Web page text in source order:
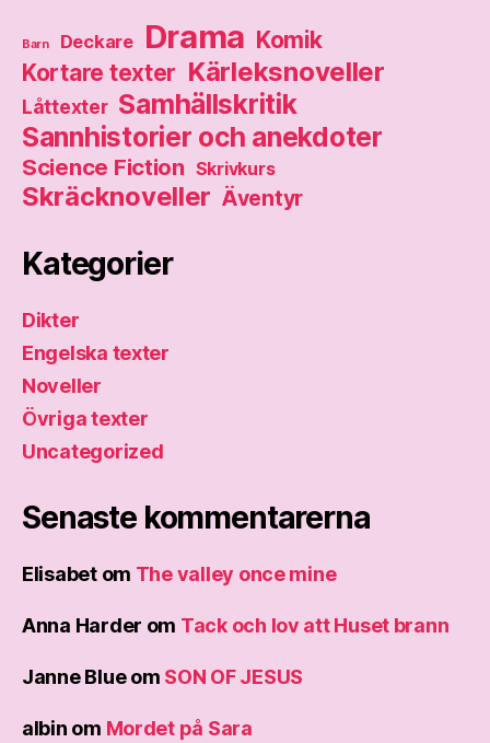
Barn Deckare Drama Komik
Kortare texter Kärleksnoveller
Låttexter Samhällskritik
Sannhistorier och anekdoter
Science Fiction Skrivkurs
Skräcknoveller Äventyr
Kategorier
Dikter
Engelska texter
Noveller
Övriga texter
Uncategorized
Senaste kommentarerna
Elisabetom The valley once mine
Anna Harder om Tack och lov att Huset brann
Janne Blueom SON OF JESUS
albin om Mordet på Sara